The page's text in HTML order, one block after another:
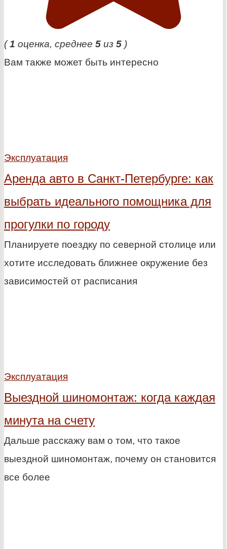
(1 оценка, среднее 5 из 5 )
Вам также может быть интересно
Эксплуатация
Аренда авто в Санкт-Петербурге: как
выбрать идеального помощника для
прогулки по городу
Планируете поездку по северной столице или
хотите исследовать ближнее окружение без
зависимостей от расписания
Эксплуатация
Выездной шиномонтаж: когда каждая
минута на счету
Дальше расскажу вам о том, что такое
выездной шиномонтаж, почему он становится
все более